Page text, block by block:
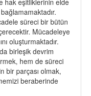
süreci bir bütün
Mücadeleye
oluşturmaktadır.
birleşik devrim
hem de süreci
bir parçası olmak,
beraberinde